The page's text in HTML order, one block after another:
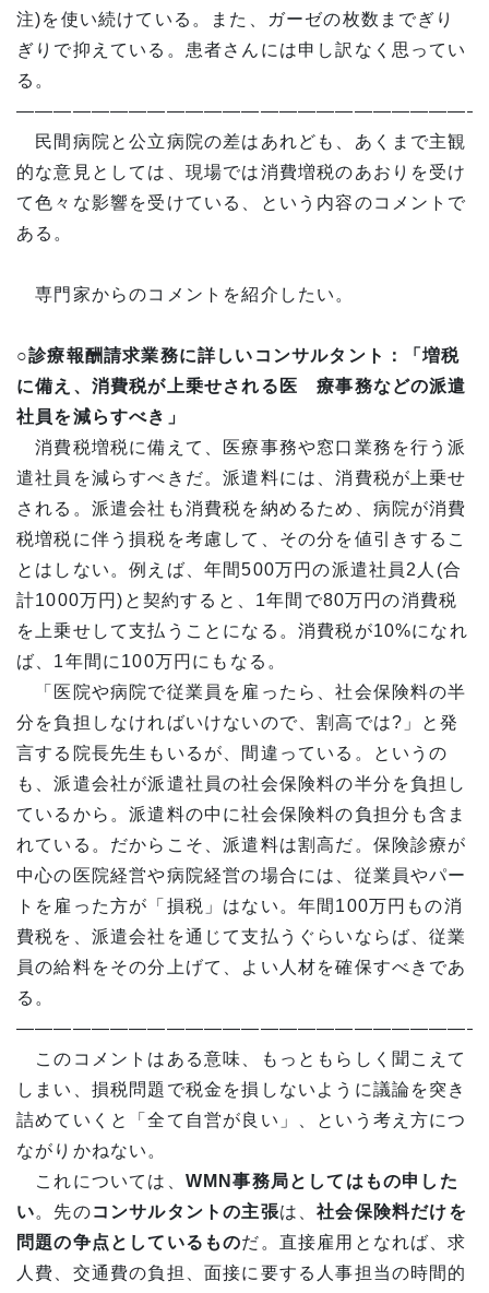
注)を使い続けている。また、ガーゼの枚数までぎり
ぎりで抑えている。患者さんには申し訳なく思ってい
る。
民間病院と公立病院の差はあれども、あくまで主観
的な意見としては、現場では消費増税のあおりを受け
て色々な影響を受けている、という内容のコメントで
ある。
専門家からのコメントを紹介したい。
○診療報酬請求業務に詳しいコンサルタント：「増税
に備え、消費税が上乗せされる医 療事務などの派遣
社員を減らすべき」
消費税増税に備えて、医療事務や窓口業務を行う派
遣社員を減らすべきだ。派遣料には、消費税が上乗せ
される。派遣会社も消費税を納めるため、病院が消費
税増税に伴う損税を考慮して、その分を値引きするこ
とはしない。例えば、年間500万円の派遣社員2人(合
計1000万円)と契約すると、1年間で80万円の消費税
を上乗せして支払うことになる。消費税が10%になれ
ば、1年間に100万円にもなる。
「医院や病院で従業員を雇ったら、社会保険料の半
分を負担しなければいけないので、割高では?」と発
言する院長先生もいるが、間違っている。というの
も、派遣会社が派遣社員の社会保険料の半分を負担し
ているから。派遣料の中に社会保険料の負担分も含ま
れている。だからこそ、派遣料は割高だ。保険診療が
中心の医院経営や病院経営の場合には、従業員やパー
トを雇った方が「損税」はない。年間100万円もの消
費税を、派遣会社を通じて支払うぐらいならば、従業
員の給料をその分上げて、よい人材を確保すべきであ
る。
このコメントはある意味、もっともらしく聞こえて
しまい、損税問題で税金を損しないように議論を突き
詰めていくと「全て自営が良い」、という考え方につ
ながりかねない。
これについては、 WMN事務局としてはもの申した
い。先のコンサルタントの主張は、社会保険料だけを
問題の争点としているものだ。直接雇用となれば、求
人費、交通費の負担、面接に要する人事担当の時間的